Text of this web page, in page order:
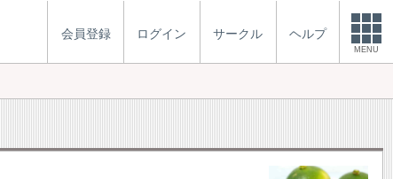
会員登録 ログイン サークル ヘルプ
MENU